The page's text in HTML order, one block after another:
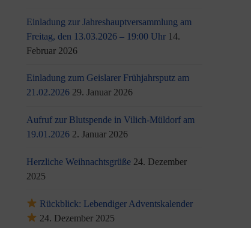
Einladung zur Jahreshauptversammlung am
Freitag, den 13.03.2026 – 19:00 Uhr 14.
Februar 2026
Einladung zum Geislarer Frühjahrsputz am
21.02.2026 29. Januar 2026
Aufruf zur Blutspende in Vilich-Müldorf am
19.01.2026 2. Januar 2026
Herzliche Weihnachtsgrüße 24. Dezember
2025
Rückblick: Lebendiger Adventskalender
24. Dezember 2025